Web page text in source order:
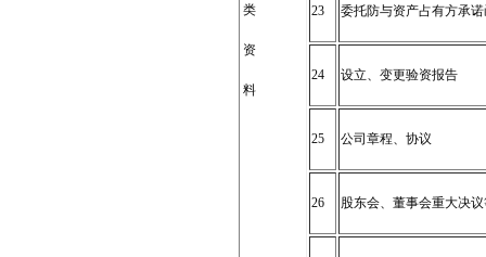
类
资
料
23 委托防与资产占有方承
24 设立、变更验资报告
25 公司章程、协议
26 股东会、董事会重大决